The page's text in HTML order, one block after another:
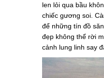
len lỏi qua bầu
chiếc gương soi.
để những tín đồ
đẹp không thể rời
cảnh lung linh say